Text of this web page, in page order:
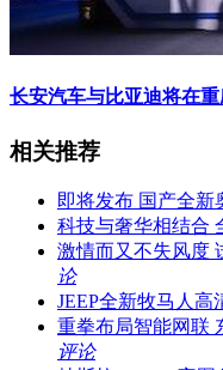
长安汽车与比亚迪将在
相关推荐
即将发布 国产全新
科技与奢华相结合
激情而又不失风度
论
JEEP全新牧马人高
重拳布局智能网联
评论